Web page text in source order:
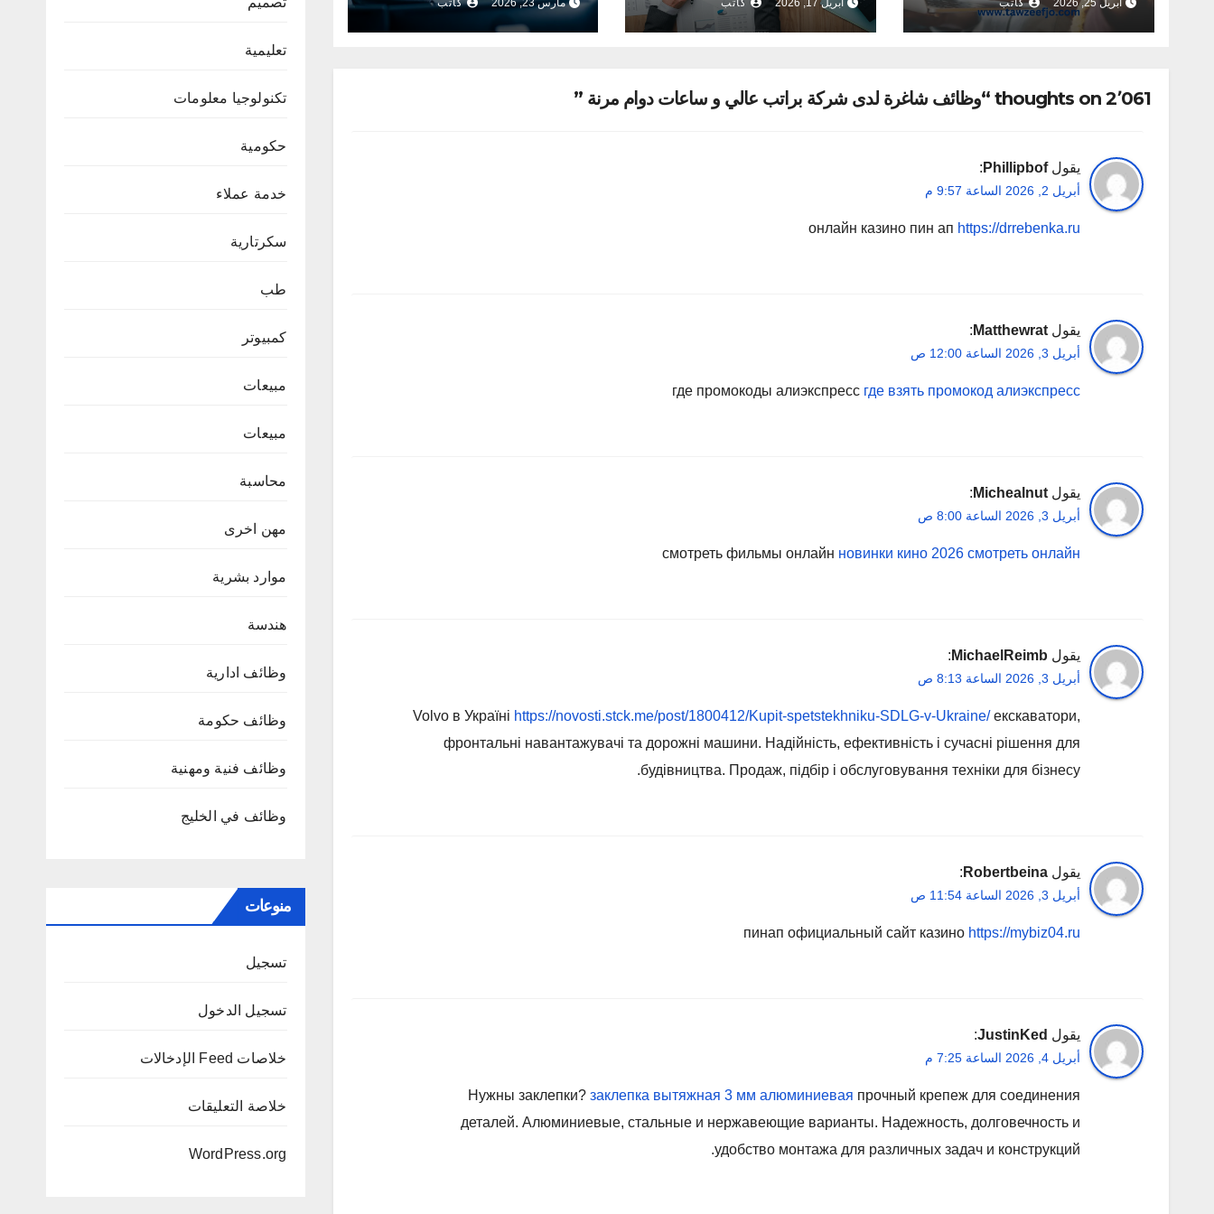
أبريل 25, 2026 كاتب أبريل 17, 2026 كاتب مارس 23, 2026 كاتب
2٬061 thoughts on “وظائف شاغرة لدى شركة براتب عالي و ساعات دوام مرنة ”
يقول Phillipbof
:
أبريل 2, 2026 الساعة 9:57 م
онлайн казино пин ап https://drrebenka.ru
يقول Matthewrat
:
أبريل 3, 2026 الساعة 12:00 ص
где промокоды алиэкспресс где взять промокод алиэкспресс
يقول Michealnut
:
أبريل 3, 2026 الساعة 8:00 ص
смотреть фильмы онлайн новинки кино 2026 смотреть онлайн
يقول MichaelReimb
:
أبريل 3, 2026 الساعة 8:13 ص
Volvo в Україні https://novosti.stck.me/post/1800412/Kupit-spetstekhniku-SDLG-v-Ukraine/екскаватори,
фронтальні навантажувачі та дорожні машини. Надійність, ефективність і сучасні рішення для
будівництва. Продаж, підбір і обслуговування техніки для бізнесу.
يقول Robertbeina
:
أبريل 3, 2026 الساعة 11:54 ص
пинап официальный сайт казино https://mybiz04.ru
يقول JustinKed
:
أبريل 4, 2026 الساعة 7:25 م
Нужны заклепки? заклепка вытяжная 3 мм алюминиевая прочный крепеж для соединения
деталей. Алюминиевые, стальные и нержавеющие варианты. Надежность, долговечность и
удобство монтажа для различных задач и конструкций.
تعليمية
تكنولوجيا معلومات
حكومية
خدمة عملاء
سكرتارية
طب
كمبيوتر
مبيعات
مبيعات
محاسبة
مهن اخرى
موارد بشرية
هندسة
وظائف ادارية
وظائف حكومة
وظائف فنية ومهنية
وظائف في الخليج
منوعات
تسجيل
تسجيل الدخول
خلاصات Feed الإدخالات
خلاصة التعليقات
WordPress.org